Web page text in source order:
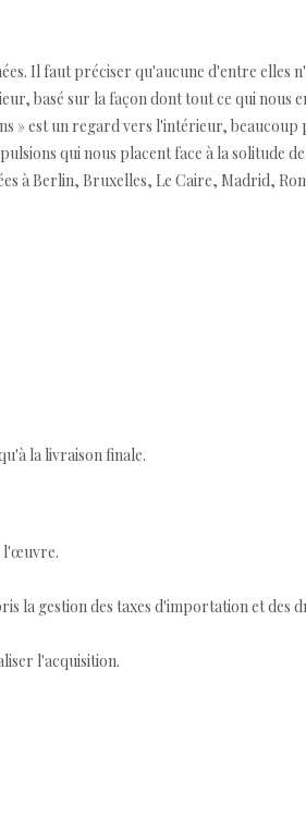
Il faut préciser qu'aucune d'entre elles
basé sur la façon dont tout ce qui nous
» est un regard vers l'intérieur,
qui nous placent face à la solitude
à Berlin, Bruxelles, Le Caire, Madrid,
la livraison finale.
l'œuvre.
la gestion des taxes d'importation et des
l'acquisition.